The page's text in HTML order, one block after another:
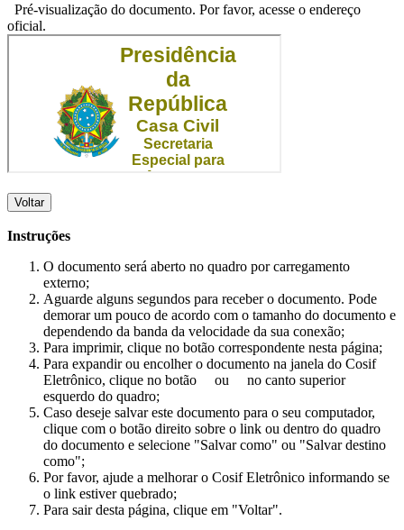
Pré-visualização do documento. Por favor, acesse o endereço
oficial.
Voltar
Instruções
O documento será aberto no quadro por carregamento
externo;
Aguarde alguns segundos para receber o documento. Pode
demorar um pouco de acordo com o tamanho do documento e
dependendo da banda da velocidade da sua conexão;
Para imprimir, clique no botão correspondente nesta página;
Para expandir ou encolher o documento na janela do Cosif
Eletrônico, clique no botão
ou
no canto superior
esquerdo do quadro;
Caso deseje salvar este documento para o seu computador,
clique com o botão direito sobre o link ou dentro do quadro
do documento e selecione "Salvar como" ou "Salvar destino
como";
Por favor, ajude a melhorar o Cosif Eletrônico informando se
o link estiver quebrado;
Para sair desta página, clique em "Voltar".